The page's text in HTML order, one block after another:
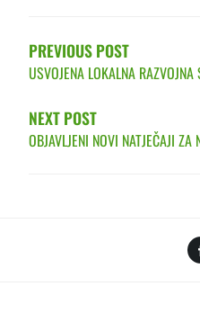
PREVIOUS POST
USVOJENA LOKALNA
NEXT POST
OBJAVLJENI NOVI NATJEČAJI